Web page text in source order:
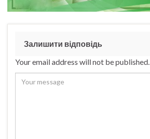
Залишити відповідь
Your email address will not be published.